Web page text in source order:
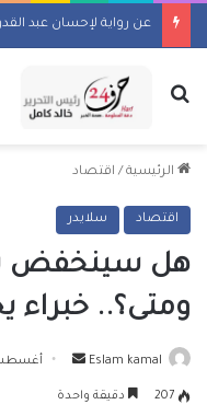
بحث عن
الرئيسية / اقتصاد
اقتصاد سلايدر
هل سينخفض
ومتى؟.. خبراء
Eslam kamal
أرسل أغسطس 3,
207 دقيقة واحدة